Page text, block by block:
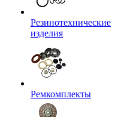
Резинотехнические
изделия
Ремкомплекты